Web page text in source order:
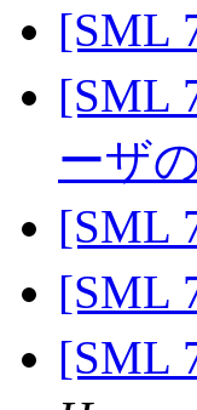
[SML
[SML
ーザ
[SML
[SML
[SML